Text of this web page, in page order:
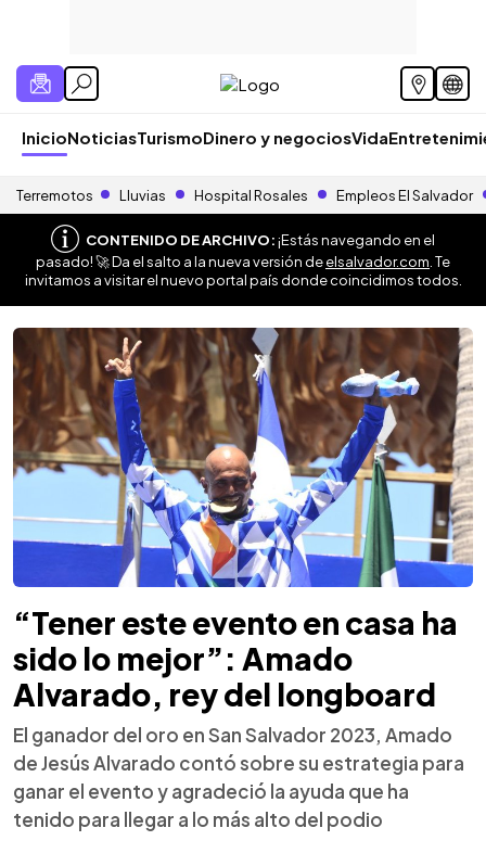
InicioNoticiasTurismoDinero y negociosVida
Terremotos Lluvias Hospital Rosales Empleos El Salvador
CONTENIDO DE ARCHIVO:¡Estás navegando en el
pasado! 🚀 Da el salto a la nueva versión deelsalvador.com . Te
invitamos a visitar el nuevo portal país donde coincidimos todos.
“Tener este evento en casa ha
sido lo mejor”: Amado
Alvarado, rey del longboard
El ganador del oro en San Salvador 2023, Amado
de Jesús Alvarado contó sobre su estrategia para
ganar el evento y agradeció la ayuda que ha
tenido para llegar a lo más alto del podio